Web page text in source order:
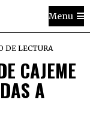
Menu
DE LECTURA
CAJEME
A